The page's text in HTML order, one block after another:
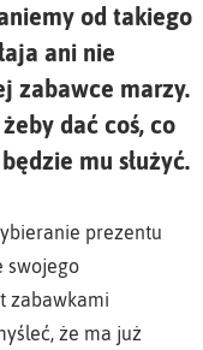
od takiego
ani nie
zabawce marzy.
dać coś, co
mu służyć.
prezentu
swojego
zabawkami
że ma już